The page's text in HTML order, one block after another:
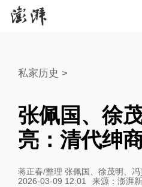
私家历史 >
张佩国、徐
亮：清代绅
蒋正春/整理 张佩国、徐茂明、冯
2026-03-09 12:01
来源： 澎湃